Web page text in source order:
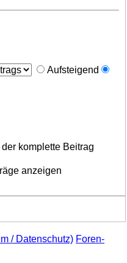
Aufsteigend
komplette Beitrag
anzeigen
/ Datenschutz) Foren-